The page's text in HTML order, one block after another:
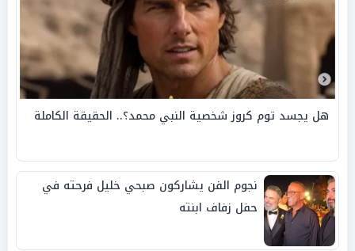
هل يجسد توم كروز شخصية النبي محمد؟.. الحقيقة الكاملة
نجوم الفن يشاركون صبحي خليل فرحته في
حفل زفاف ابنته